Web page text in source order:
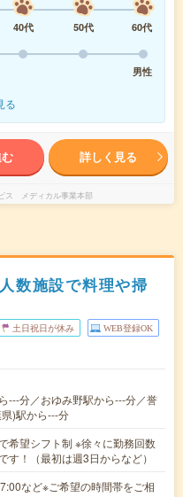
40代 50代
60代
男性
る
詳しく見る
ス メディカル事業本部
数施設で料理や掃
土日祝日が休み WEB登録OK
---分／おゆみ野駅から---分／誉
)駅から---分
希望シフト制 ※徐々に勤務回数
す！（最初は週3日からなど）
など※ご希望の時間帯をご相